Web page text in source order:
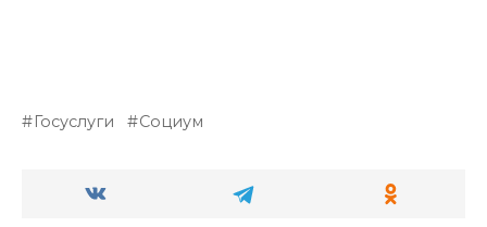
Госуслуги Социум